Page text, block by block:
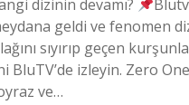
dizinin devamı?
geldi ve fenomen
sıyırıp geçen
izleyin. Zero
ve…